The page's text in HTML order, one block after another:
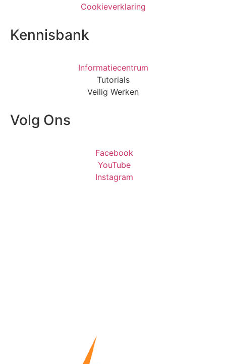
Cookieverklaring
Kennisbank
Informatiecentrum
Tutorials
Veilig Werken
Volg Ons
Facebook
YouTube
Instagram